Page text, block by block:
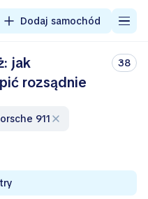
Dodaj samochód
jak
rozsądnie
38
Porsche 911